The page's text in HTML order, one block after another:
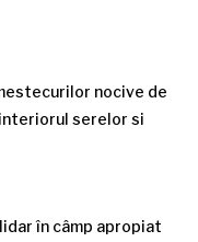
nocive de
serelor si
în câmp apropiat